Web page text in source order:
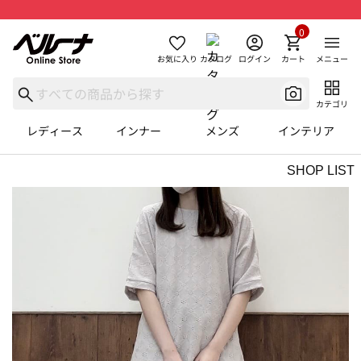
お気に入り カタログ ログイン カート
0
メニュー
カテゴリ
レディース インナー メンズ インテリア
SHOP LIST